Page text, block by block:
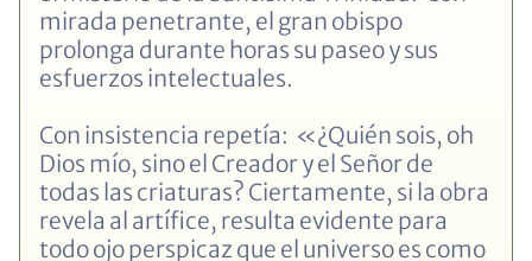
mirada penetrante, el gran obispo
prolonga durante horas su paseo y sus
esfuerzos intelectuales.
Con insistencia repetía: «¿Quién sois, oh
Dios mío, sino el Creador y el Señor de
todas las criaturas? Ciertamente, si la obra
revela al artífice, resulta evidente para
todo ojo perspicaz que el universo es como